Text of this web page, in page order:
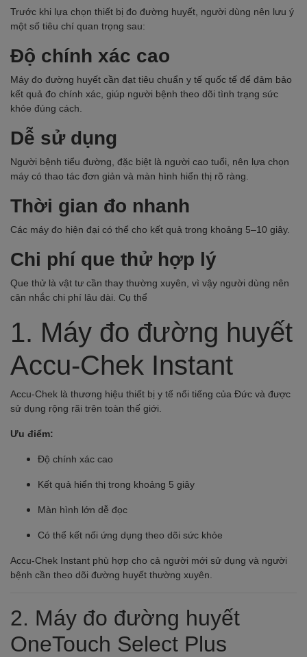
Trước khi lựa chọn thiết bị đo đường huyết, người dùng nên lưu ý
một số tiêu chí quan trọng sau:
Độ chính xác cao
Máy đo đường huyết cần đạt tiêu chuẩn y tế quốc tế để đảm bảo
kết quả đo chính xác, giúp người bệnh theo dõi tình trạng sức
khỏe đúng cách.
Dễ sử dụng
Người bệnh tiểu đường, đặc biệt là người cao tuổi, nên lựa chọn
máy có thao tác đơn giản và màn hình hiển thị rõ ràng.
Thời gian đo nhanh
Các máy đo hiện đại có thể cho kết quả trong khoảng 5–10 giây.
Chi phí que thử hợp lý
Que thử là vật tư cần thay thường xuyên, vì vậy người dùng nên
cân nhắc chi phí lâu dài. Cụ thể
1. Máy đo đường huyết
Accu-Chek Instant
Accu-Chek là thương hiệu thiết bị y tế nổi tiếng của Đức và được
sử dụng rộng rãi trên toàn thế giới.
Ưu điểm:
Độ chính xác cao
Kết quả hiển thị trong khoảng 5 giây
Màn hình lớn dễ đọc
Có thể kết nối ứng dụng theo dõi sức khỏe
Accu-Chek Instant phù hợp cho cả người mới sử dụng và người
bệnh cần theo dõi đường huyết thường xuyên.
2. Máy đo đường huyết
OneTouch Select Plus